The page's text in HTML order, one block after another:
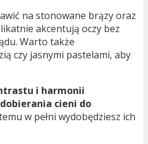
na stonowane brązy oraz
akcentują oczy bez
Warto także
czy jasnymi pastelami, aby
i harmonii
cieni do
w pełni wydobędziesz ich